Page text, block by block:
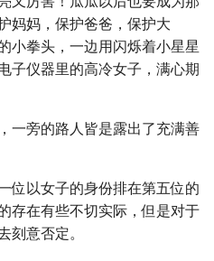
妈妈，保护爸爸，保护大
小拳头，一边用闪烁着小星星
子仪器里的高冷女子，满心期
一旁的路人皆是露出了充满善
位以女子的身份排在第五位的
存在有些不切实际，但是对于
刻意否定。